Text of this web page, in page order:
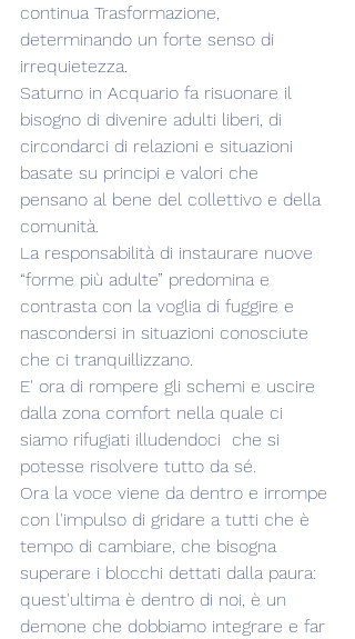
continua Trasformazione,
determinando un forte senso di
irrequietezza.
Saturno in Acquario fa risuonare il
bisogno di divenire adulti liberi, di
circondarci di relazioni e situazioni
basate su principi e valori che
pensano al bene del collettivo e della
comunità.
La responsabilità di instaurare nuove
“forme più adulte” predomina e
contrasta con la voglia di fuggire e
nascondersi in situazioni conosciute
che ci tranquillizzano.
E' ora di rompere gli schemi e uscire
dalla zona comfort nella quale ci
siamo rifugiati illudendoci  che si
potesse risolvere tutto da sé.
Ora la voce viene da dentro e irrompe
con l'impulso di gridare a tutti che è
tempo di cambiare, che bisogna
superare i blocchi dettati dalla paura:
quest'ultima è dentro di noi, è un
demone che dobbiamo integrare e far